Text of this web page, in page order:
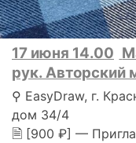
17 июня 14.00
рук. Авторский
⚲ EasyDraw, г.
дом 34/4
🗎 [900 ₽] —